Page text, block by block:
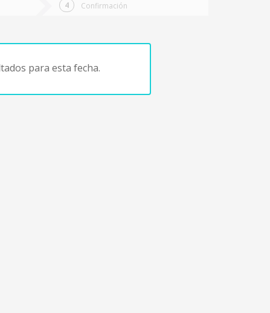
Confirmación
para esta fecha.